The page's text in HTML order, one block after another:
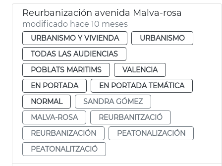
Reurbanización avenida Malva-rosa
modificado hace 10 meses
URBANISMO Y VIVIENDA
URBANISMO
TODAS LAS AUDIENCIAS
POBLATS MARITIMS
VALENCIA
EN PORTADA
EN PORTADA TEMÁTICA
NORMAL
SANDRA GÓMEZ
MALVA-ROSA
REURBANITZACIÓ
REURBANIZACIÓN
PEATONALIZACIÓN
PEATONALITZACIÓ